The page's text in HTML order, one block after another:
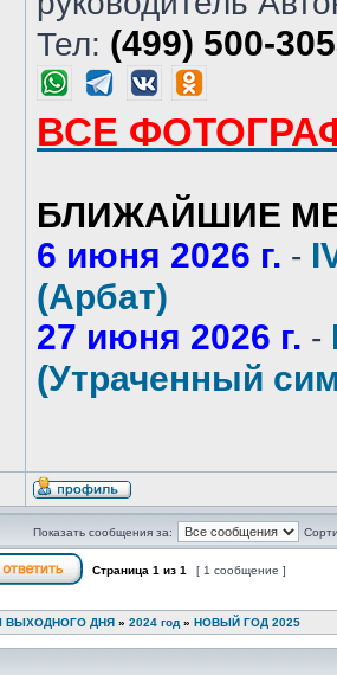
Тел: (499) 500-
ВСЕ
БЛИЖАЙШИЕ
6 июня 2026 г. -
(Арбат)
27 июня 2026 г. -
(Утраченный
Показать сообщения за:
Страница 1 из 1 [ 1 сообщение ]
ВЫХОДНОГО ДНЯ » 2024 год » НОВЫЙ ГОД 2025